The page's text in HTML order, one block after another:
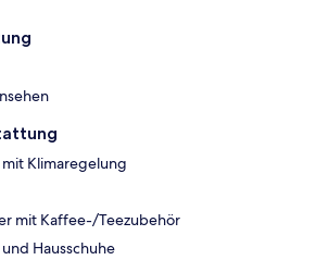
Klimaregelung
mit Kaffee-/Teezubehör
Hausschuhe